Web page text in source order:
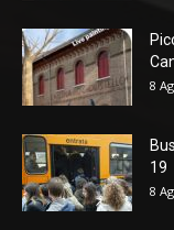
8
19
8